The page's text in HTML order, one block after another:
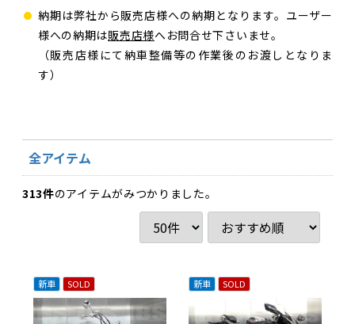
納期は弊社から販売店様への納期となります。ユーザー
様への納期は販売店様へお問合せ下さいませ。
（販売店様にて納車整備等の作業後のお渡しとなりま
す）
全アイテム
313件のアイテムがみつかりました。
新車 SOLD 新車 SOLD